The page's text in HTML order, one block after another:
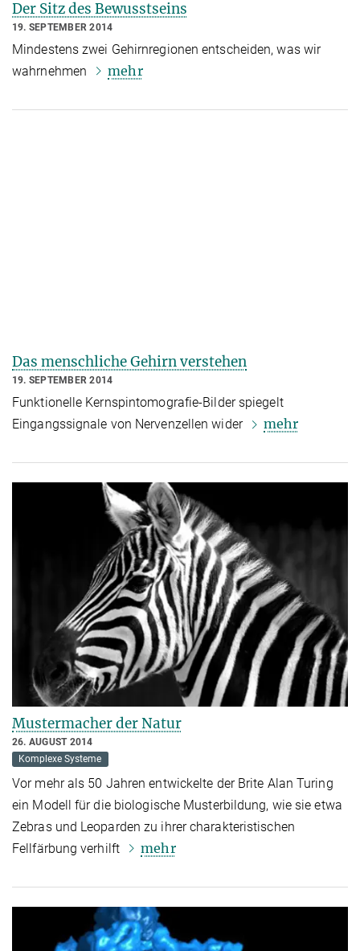
Der Sitz des Bewusstseins
19. SEPTEMBER 2014
Mindestens zwei Gehirnregionen entscheiden, was wir
wahrnehmen
mehr
Das menschliche Gehirn verstehen
19. SEPTEMBER 2014
Funktionelle Kernspintomografie-Bilder spiegelt
Eingangssignale von Nervenzellen wider
mehr
Mustermacher der Natur
26. AUGUST 2014
Komplexe Systeme
Vor mehr als 50 Jahren entwickelte der Brite Alan Turing
ein Modell für die biologische Musterbildung, wie sie etwa
Zebras und Leoparden zu ihrer charakteristischen
Fellfärbung verhilft
mehr